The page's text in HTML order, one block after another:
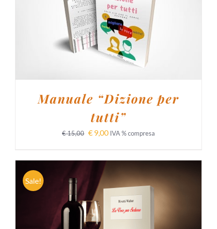
AGGIUNGI AL CARRELLO / DETTAGLI
Manuale “Dizione per
tutti”
€15,00 € 9,00 IVA % compresa
Sale!
AGGIUNGI AL CARRELLO DETTAGLI